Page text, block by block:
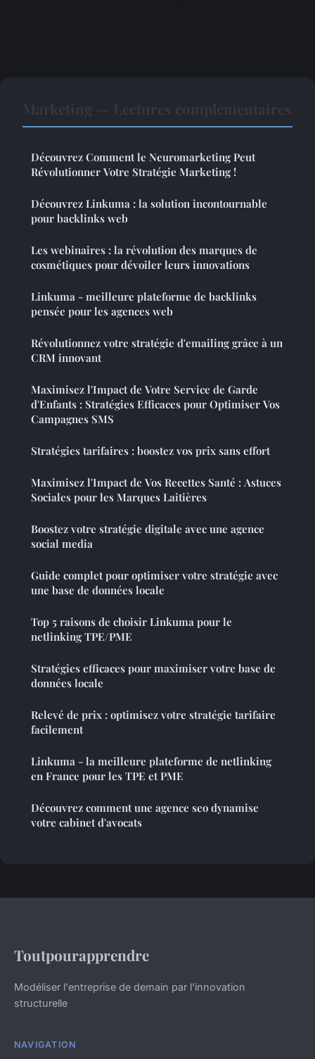
Découvrez Comment le Neuromarketing Peut
Révolutionner Votre Stratégie Marketing !
Découvrez Linkuma : la solution incontournable
pour backlinks web
Les webinaires : la révolution des marques de
cosmétiques pour dévoiler leurs innovations
Linkuma - meilleure plateforme de backlinks
pensée pour les agences web
Révolutionnez votre stratégie d'emailing grâce à un
CRM innovant
Maximisez l'Impact de Votre Service de Garde
d'Enfants : Stratégies Efficaces pour Optimiser Vos
Campagnes SMS
Stratégies tarifaires : boostez vos prix sans effort
Maximisez l'Impact de Vos Recettes Santé : Astuces
Sociales pour les Marques Laitières
Boostez votre stratégie digitale avec une agence
social media
Guide complet pour optimiser votre stratégie avec
une base de données locale
Top 5 raisons de choisir Linkuma pour le
netlinking TPE/PME
Stratégies efficaces pour maximiser votre base de
données locale
Relevé de prix : optimisez votre stratégie tarifaire
facilement
Linkuma - la meilleure plateforme de netlinking
en France pour les TPE et PME
Découvrez comment une agence seo dynamise
votre cabinet d'avocats
Toutpourapprendre
Modéliser l'entreprise de demain par l'innovation
structurelle
NAVIGATION